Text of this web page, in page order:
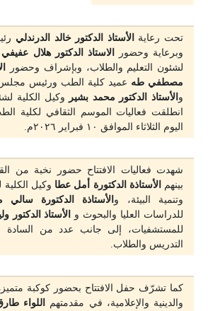
تحت رعاية الأستاذ الدكتور خالد الدرندلي
وبرعاية وحضور
الاستاذ الدكتور هلال عفيفي
لشئون التعليم والطلاب، وبإشراف وحضور
مصطفي طه عميد كلية الطب ورئيس مجلس
والأستاذ الدكتور محمد بشير
وكيل الكلية
انطلقت فعاليات الموسم الثقافي لكلية
اليوم الثلاثاء الموافق ١٠ فبراير ٢٠٢٦م.
شهدت فعاليات الافتتاح حضور نخبة من
بينهم الأستاذة الدكتورة أمل عطا وكيل
وتنمية البيئة، والأستاذة الدكتورة سالي
للدراسات العليا والبحوث و
الأستاذ الدكتور
للمستشفيات، إلى جانب عدد من السادة
التدريس والطلاب.
كما تشرّف حفل الافتتاح بحضور كوكبة
والدينية والإعلامية، في مقدمتهم
اللواء